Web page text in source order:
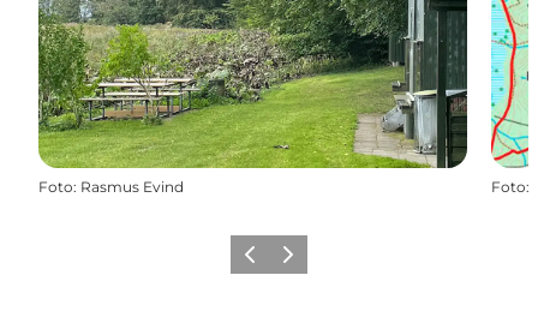
Foto: Rasmus Evind Foto:
ForrigeNæste